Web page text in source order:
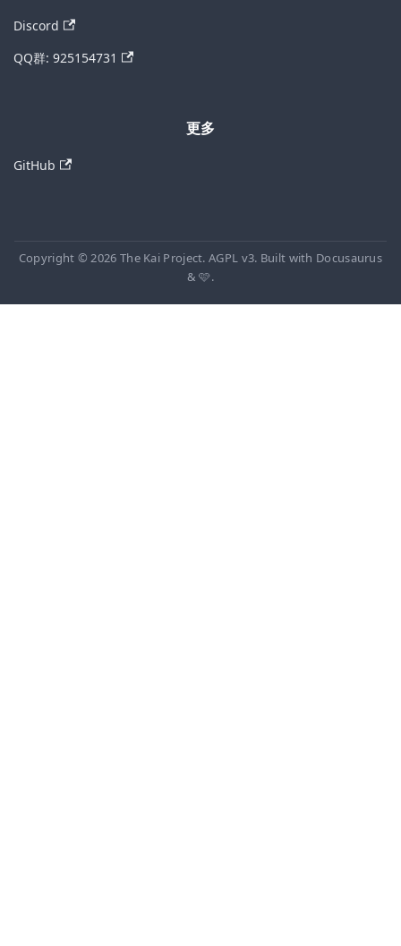
Discord
QQ群: 925154731
更多
GitHub
Copyright © 2026 The Kai Project. AGPL v3. Built with Docusaurus
& 🩷.